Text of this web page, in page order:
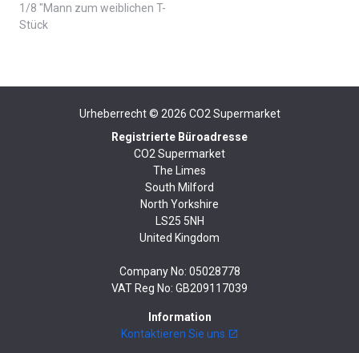
1/8 "Mann zum weiblichen T-
Stück
Urheberrecht © 2026 CO2 Supermarket
Registrierte Büroadresse
CO2 Supermarket
The Limes
South Milford
North Yorkshire
LS25 5NH
United Kingdom
Company No: 05028778
VAT Reg No: GB209117039
Information
Kontaktieren Sie uns